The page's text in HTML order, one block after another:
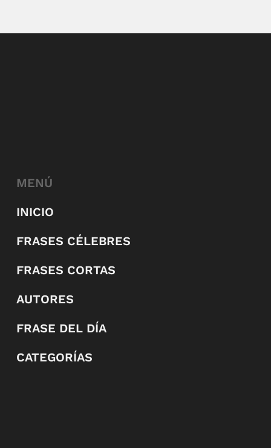
MENÚ
INICIO
FRASES CÉLEBRES
FRASES CORTAS
AUTORES
FRASE DEL DÍA
CATEGORÍAS